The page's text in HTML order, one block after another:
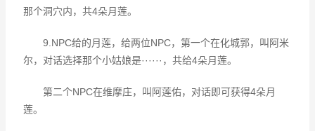
那个洞穴内，共4朵月莲。
9.NPC给的月莲，给两位NPC，第一个在化城郭，叫阿米
尔，对话选择那个小姑娘是······，共给4朵月莲。
第二个NPC在维摩庄，叫阿莲佑，对话即可获得4朵月
莲。